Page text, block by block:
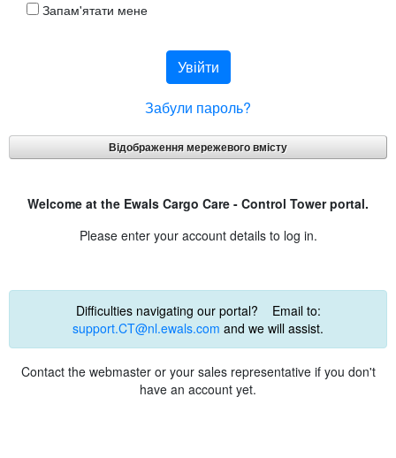
Запам'ятати мене
Увійти
Забули пароль?
Відображення мережевого вмісту
Welcome at the Ewals Cargo Care - Control Tower portal.
Please enter your account details to log in.
Difficulties navigating our portal? Email to:
support.CT@nl.ewals.com and we will assist.
Contact the webmaster or your sales representative if you don't
have an account yet.